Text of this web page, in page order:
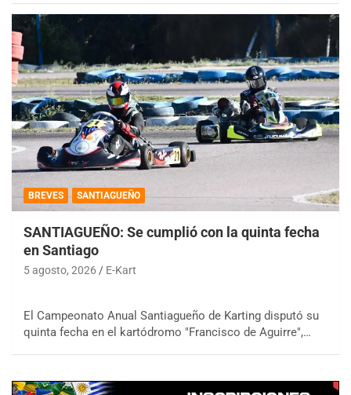
BREVES SANTIAGUEÑO
SANTIAGUEÑO: Se cumplió con la quinta fecha
en Santiago
5 agosto, 2026 E-Kart
El Campeonato Anual Santiagueño de Karting disputó su
quinta fecha en el kartódromo "Francisco de Aguirre",…